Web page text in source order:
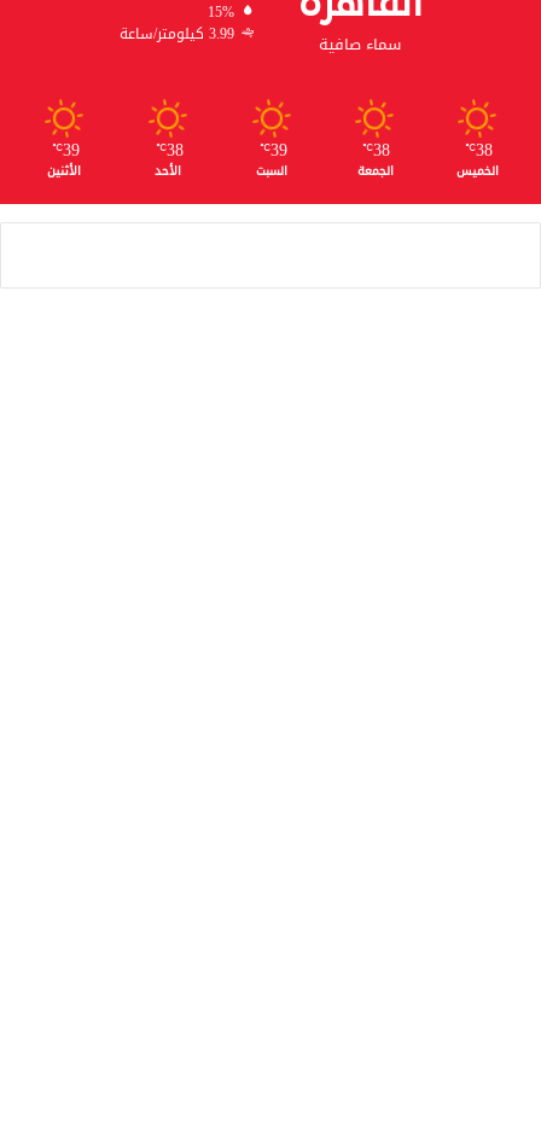
سماء صافية
15%
3.99 كيلومتر/ساعة
38
℃
الخميس
38
℃
الجمعة
39
℃
السبت
38
℃
الأحد
39
℃
الأثنين